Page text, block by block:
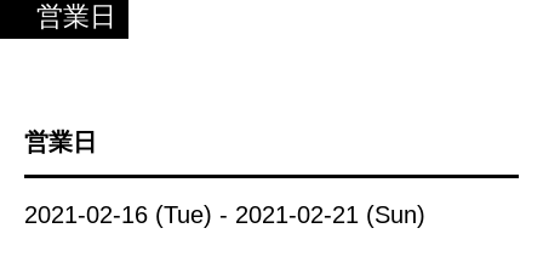
営業日
営業日
2021-02-16 (Tue) - 2021-02-21 (Sun)